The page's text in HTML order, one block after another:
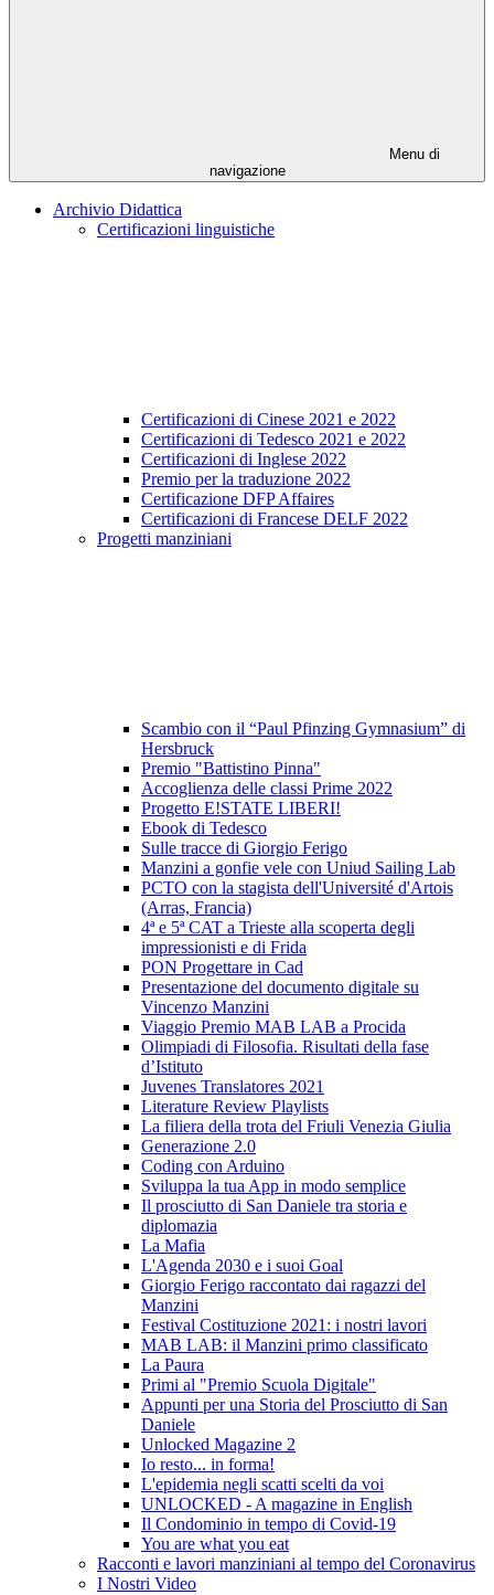
Menu di
navigazione
Archivio Didattica
Certificazioni linguistiche
Certificazioni di Cinese 2021 e 2022
Certificazioni di Tedesco 2021 e 2022
Certificazioni di Inglese 2022
Premio per la traduzione 2022
Certificazione DFP Affaires
Certificazioni di Francese DELF 2022
Progetti manziniani
Scambio con il “Paul Pfinzing Gymnasium” di
Hersbruck
Premio "Battistino Pinna"
Accoglienza delle classi Prime 2022
Progetto E!STATE LIBERI!
Ebook di Tedesco
Sulle tracce di Giorgio Ferigo
Manzini a gonfie vele con Uniud Sailing Lab
PCTO con la stagista dell'Université d'Artois
(Arras, Francia)
4ª e 5ª CAT a Trieste alla scoperta degli
impressionisti e di Frida
PON Progettare in Cad
Presentazione del documento digitale su
Vincenzo Manzini
Viaggio Premio MAB LAB a Procida
Olimpiadi di Filosofia. Risultati della fase
d’Istituto
Juvenes Translatores 2021
Literature Review Playlists
La filiera della trota del Friuli Venezia Giulia
Generazione 2.0
Coding con Arduino
Sviluppa la tua App in modo semplice
Il prosciutto di San Daniele tra storia e
diplomazia
La Mafia
L'Agenda 2030 e i suoi Goal
Giorgio Ferigo raccontato dai ragazzi del
Manzini
Festival Costituzione 2021: i nostri lavori
MAB LAB: il Manzini primo classificato
La Paura
Primi al "Premio Scuola Digitale"
Appunti per una Storia del Prosciutto di San
Daniele
Unlocked Magazine 2
Io resto... in forma!
L'epidemia negli scatti scelti da voi
UNLOCKED - A magazine in English
Il Condominio in tempo di Covid-19
You are what you eat
Racconti e lavori manziniani al tempo del Coronavirus
I Nostri Video